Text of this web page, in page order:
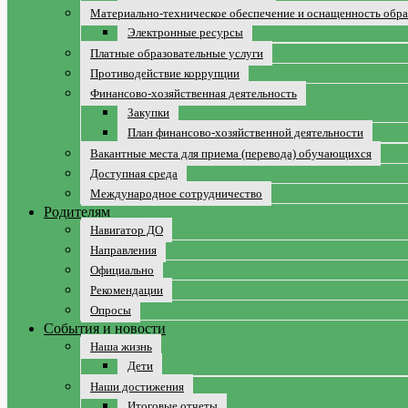
Материально-техническое обеспечение и оснащенность
Электронные ресурсы
Платные образовательные услуги
Противодействие коррупции
Финансово-хозяйственная деятельность
Закупки
План финансово-хозяйственной деятельности
Вакантные места для приема (перевода) обучающихся
Доступная среда
Международное сотрудничество
Родителям
Навигатор ДО
Направления
Официально
Рекомендации
Опросы
События и новости
Наша жизнь
Дети
Наши достижения